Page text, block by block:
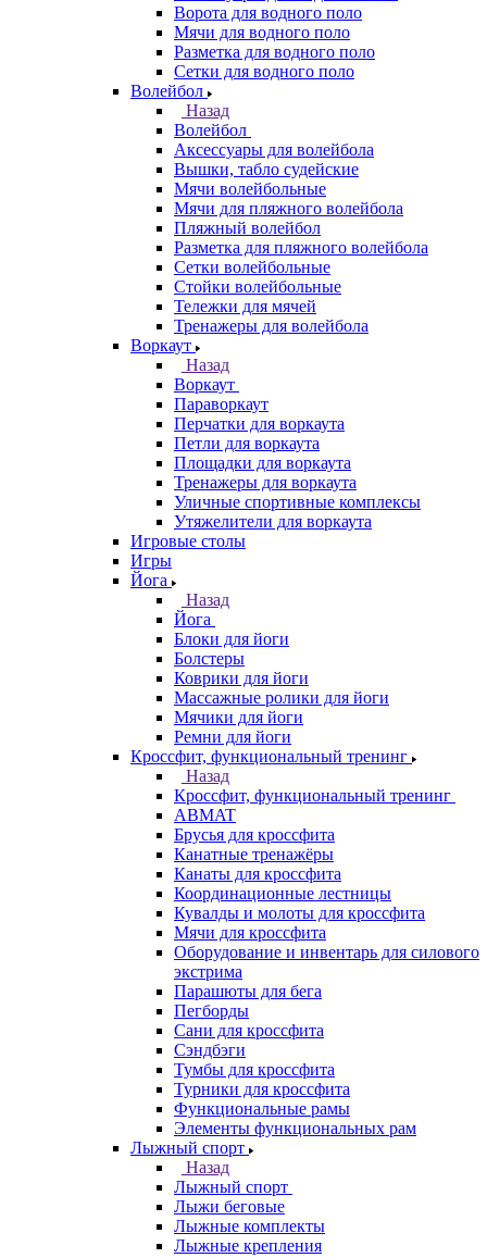
Ворота для водного поло
Мячи для водного поло
Разметка для водного поло
Сетки для водного поло
Волейбол
Назад
Волейбол
Аксессуары для волейбола
Вышки, табло судейские
Мячи волейбольные
Мячи для пляжного волейбола
Пляжный волейбол
Разметка для пляжного волейбола
Сетки волейбольные
Стойки волейбольные
Тележки для мячей
Тренажеры для волейбола
Воркаут
Назад
Воркаут
Параворкаут
Перчатки для воркаута
Петли для воркаута
Площадки для воркаута
Тренажеры для воркаута
Уличные спортивные комплексы
Утяжелители для воркаута
Игровые столы
Игры
Йога
Назад
Йога
Блоки для йоги
Болстеры
Коврики для йоги
Массажные ролики для йоги
Мячики для йоги
Ремни для йоги
Кроссфит, функциональный тренинг
Назад
Кроссфит, функциональный тренинг
ABMAT
Брусья для кроссфита
Канатные тренажёры
Канаты для кроссфита
Координационные лестницы
Кувалды и молоты для кроссфита
Мячи для кроссфита
Оборудование и инвентарь для силового
экстрима
Парашюты для бега
Пегборды
Сани для кроссфита
Сэндбэги
Тумбы для кроссфита
Турники для кроссфита
Функциональные рамы
Элементы функциональных рам
Лыжный спорт
Назад
Лыжный спорт
Лыжи беговые
Лыжные комплекты
Лыжные крепления